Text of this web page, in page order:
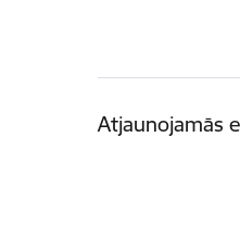
Atjaunojamās